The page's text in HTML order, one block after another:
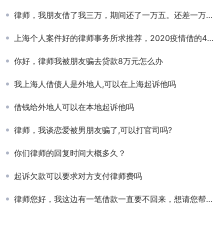
律师，我朋友借了我三万，期间还了一万五。还差一万五能追回来吗？
上海个人案件好的律师事务所求推荐，2020疫情借的45万一直没还钱。
你好，律师我被朋友骗去贷款8万元怎么办
我上海人借债人是外地人,可以在上海起诉他吗
借钱给外地人可以在本地起诉他吗
律师，我谈恋爱被男朋友骗了,可以打官司吗?
你们律师的回复时间大概多久？
起诉欠款可以要求对方支付律师费吗
律师您好，我这边有一笔借款一直要不回来，想请您帮忙处理。